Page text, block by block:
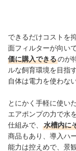
できるだけコストを
面フィルターが向い
価に購入できるのが
ルな飼育環境を目指
自体は電力を使わな
とにかく手軽に使い
エアポンプの力で水
仕組みで、
水槽内に
商品もあり、導入ハ
能力は控えめで、景